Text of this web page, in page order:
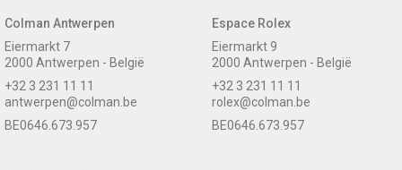
Colman Antwerpen
Eiermarkt 7
2000 Antwerpen - België
+32 3 231 11 11
antwerpen@colman.be
BE0646.673.957
Espace Rolex
Eiermarkt 9
2000 Antwerpen - België
+32 3 231 11 11
rolex@colman.be
BE0646.673.957